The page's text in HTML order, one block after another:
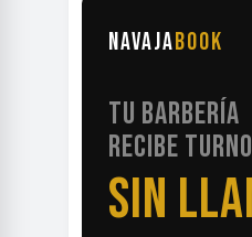
NAVAJABOOK
TU BARBERÍA
RECIBE
SIN